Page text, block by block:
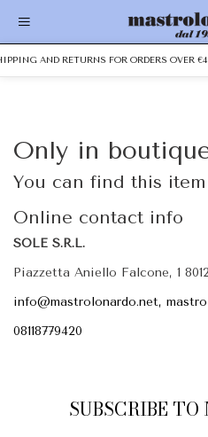
AND RETURNS FOR ORDERS OVER
Only in
You can find this
Online contact info
SOLE S.R.L.
Piazzetta Aniello Falcone, 1
info@mastrolonardo.net,
08118779420
SUBSCRIBE